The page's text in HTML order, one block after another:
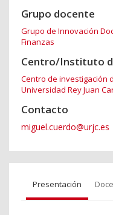
Grupo docente
Grupo de Innovación
Finanzas
Centro/Instituto
Centro de investigación
Universidad Rey Juan
Contacto
miguel.cuerdo@urjc.es
Presentación